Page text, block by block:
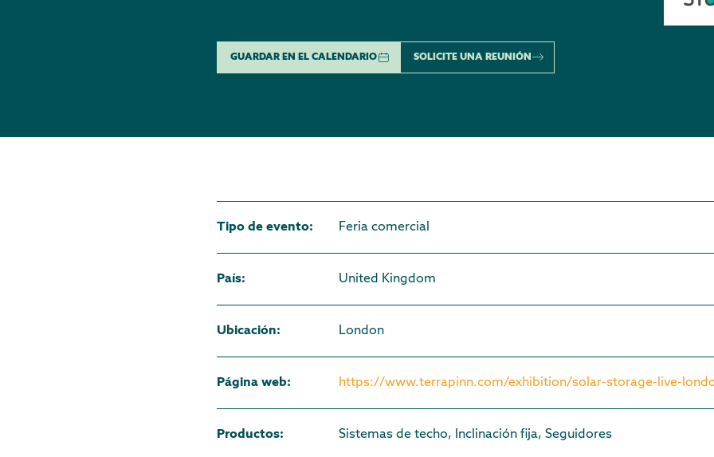
GUARDAR EN EL CALENDARIO SOLICITE UNA REUNIÓN
Tipo de evento: Feria comercial
País: United Kingdom
Ubicación: London
Página web: https://www.terrapinn.com/exhibition/solar-storage-live-
Productos: Sistemas de techo, Inclinación fija, Seguidores